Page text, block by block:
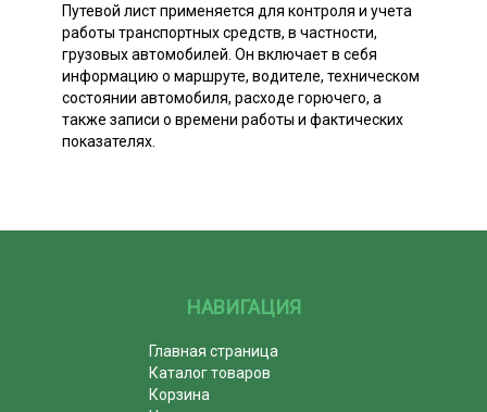
Путевой лист применяется для контроля и учета
работы транспортных средств, в частности,
грузовых автомобилей. Он включает в себя
информацию о маршруте, водителе, техническом
состоянии автомобиля, расходе горючего, а
также записи о времени работы и фактических
показателях.
НАВИГАЦИЯ
Главная страница
Каталог товаров
Корзина